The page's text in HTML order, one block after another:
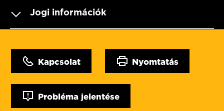
Jogi információk
Kapcsolat Nyomtatás
Probléma jelentése